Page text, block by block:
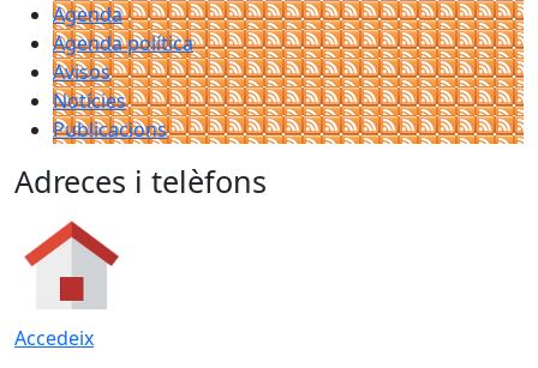
Agenda
Agenda política
Avisos
Notícies
Publicacions
Adreces i telèfons
Accedeix